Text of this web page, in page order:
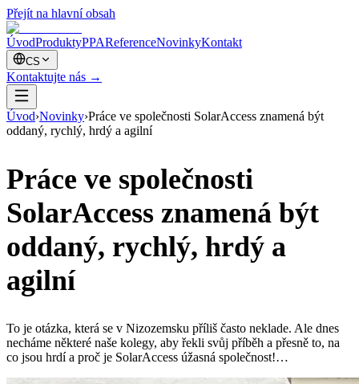
Přejít na hlavní obsah
ÚvodProduktyPPAReferenceNovinkyKontakt
CS
Kontaktujte nás →
Úvod›Novinky›Práce ve společnosti SolarAccess znamená být
oddaný, rychlý, hrdý a agilní
Práce ve společnosti
SolarAccess znamená být
oddaný, rychlý, hrdý a
agilní
To je otázka, která se v Nizozemsku příliš často neklade. Ale dnes
necháme některé naše kolegy, aby řekli svůj příběh a přesně to, na
co jsou hrdí a proč je SolarAccess úžasná společnost!…